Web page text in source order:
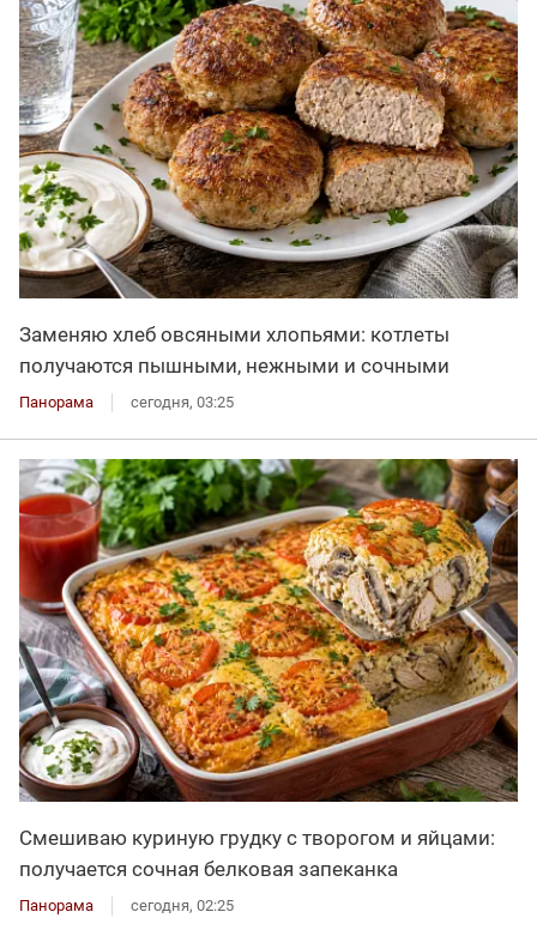
Заменяю хлеб овсяными хлопьями: котлеты
получаются пышными, нежными и сочными
Панорама сегодня, 03:25
Смешиваю куриную грудку с творогом и яйцами:
получается сочная белковая запеканка
Панорама сегодня, 02:25